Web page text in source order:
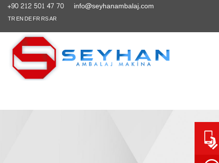
+90 212 501 47 70 info@seyhanambalaj.com
TREN DEFRRSAR